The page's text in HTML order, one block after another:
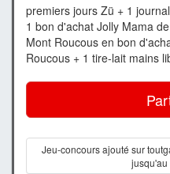
premiers jours Zü + 1
1 bon d'achat Jolly Mama
Mont Roucous en bon
Roucous + 1 tire-lait mains
Jeu-concours ajouté sur
jusqu'au